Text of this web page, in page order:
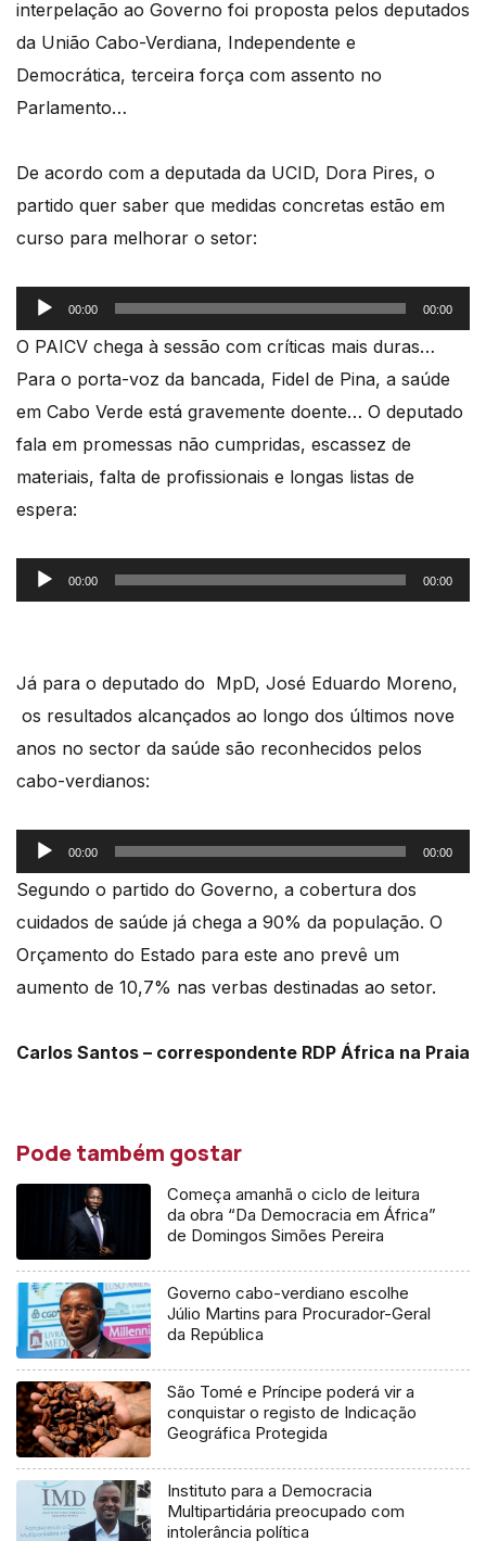
interpelação ao Governo foi proposta pelos deputados
da União Cabo-Verdiana, Independente e
Democrática, terceira força com assento no
Parlamento…
De acordo com a deputada da UCID, Dora Pires, o
partido quer saber que medidas concretas estão em
curso para melhorar o setor:
Reprodutor
de
00:00 00:00
O PAICV chega à sessão com críticas mais duras…
Para o porta-voz da bancada, Fidel de Pina, a saúde
em Cabo Verde está gravemente doente… O deputado
fala em promessas não cumpridas, escassez de
materiais, falta de profissionais e longas listas de
espera:
Reprodutor
de
00:00 00:00
Já para o deputado do MpD, José Eduardo Moreno,
os resultados alcançados ao longo dos últimos nove
anos no sector da saúde são reconhecidos pelos
cabo-verdianos:
Reprodutor
de
00:00 00:00
Segundo o partido do Governo, a cobertura dos
cuidados de saúde já chega a 90% da população. O
Orçamento do Estado para este ano prevê um
aumento de 10,7% nas verbas destinadas ao setor.
Carlos Santos – correspondente RDP África na Praia
Pode também gostar
Começa amanhã o ciclo de leitura
da obra “Da Democracia em África”
de Domingos Simões Pereira
Governo cabo-verdiano escolhe
Júlio Martins para Procurador-Geral
da República
São Tomé e Príncipe poderá vir a
conquistar o registo de Indicação
Geográfica Protegida
Instituto para a Democracia
Multipartidária preocupado com
intolerância política